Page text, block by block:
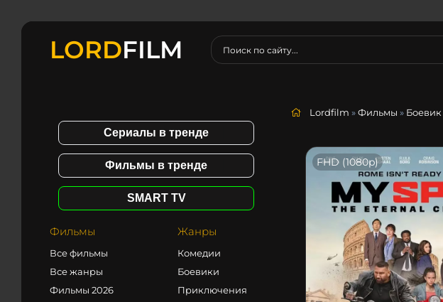
LORDFILM
Сериалы в тренде
Фильмы в тренде
SMART TV
Фильмы
Все фильмы
Все жанры
Фильмы 2026
Жанры
Комедии
Боевики
Приключения
Lordfilm »Фильмы » Боевик
FHD (1080p)